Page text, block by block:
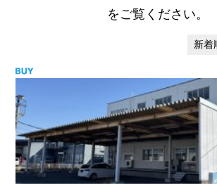
をご覧ください。